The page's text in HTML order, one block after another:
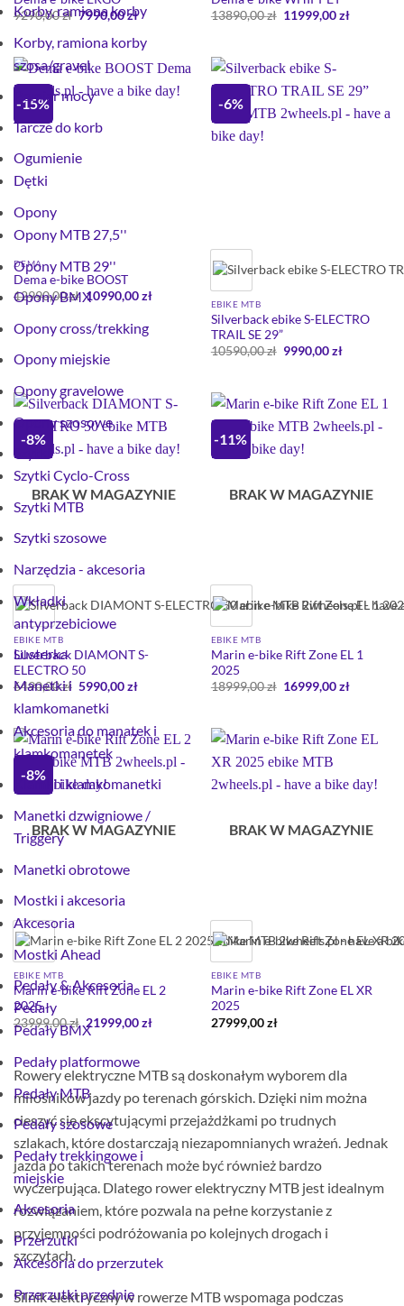
Korby, ramiona korby
Korby, ramiona korby
szosa/gravel
Pomiar mocy
Tarcze do korb
Ogumienie
Dętki
Opony
Opony MTB 27,5''
Opony MTB 29''
Opony BMX
Opony cross/trekking
Opony miejskie
Opony gravelowe
Opony szosowe
Szytki
Szytki Cyclo-Cross
Szytki MTB
Szytki szosowe
Narzędzia - akcesoria
Wkładki
antyprzebiciowe
Lusterka
Manetki i
klamkomanetki
Akcesoria do manatek i
klamkomanetek
Klamki i klamkomanetki
Manetki dzwigniowe /
Triggery
Manetki obrotowe
Mostki i akcesoria
Akcesoria
Mostki Ahead
Pedały & Akcesoria
Pedały
Pedały BMX
Pedały platformowe
Pedały MTB
Pedały szosowe
Pedały trekkingowe i
miejskie
Akcesoria
Przerzutki
Akcesoria do przerzutek
Przerzutki przednie
9290,00zł Pierwotna
wynosiła:
9290,00 zł.
7990,00złAktualna
wynosi:
7990,00 zł.
13890,00zł Pierwotna
11999,00złAktualna
-15%
DEMA
Dema e-bike BOOST
12990,00zł Pierwotna
cena
12990,00 zł.
10990,00złAktualna
10990,00 zł.
-6%
EBIKE MTB
Silverback ebike S-ELECTRO
TRAIL SE 29”
10590,00zł Pierwotna
9990,00złAktualna
-8%
BRAK W MAGAZYNIE
EBIKE MTB
Silverback DIAMONT S-
ELECTRO 50
6490,00zł Pierwotna
wynosiła:
5990,00złAktualna
-11%
BRAK W MAGAZYNIE
EBIKE MTB
Marin e-bike Rift Zone EL 1
2025
18999,00zł Pierwotna
16999,00złAktualna
-8%
BRAK W MAGAZYNIE
EBIKE MTB
Marin e-bike Rift Zone EL 2
2025
23999,00zł Pierwotna
cena
23999,00 zł.
21999,00złAktualna
BRAK W MAGAZYNIE
EBIKE MTB
Marin e-bike Rift Zone EL XR
2025
27999,00zł
Rowery elektryczne MTB są doskonałym wyborem dla
miłośników jazdy po terenach górskich. Dzięki nim można
cieszyć się ekscytującymi przejażdżkami po trudnych
szlakach, które dostarczają niezapomnianych wrażeń. Jednak
jazda po takich terenach może być również bardzo
wyczerpująca. Dlatego rower elektryczny MTB jest idealnym
rozwiązaniem, które pozwala na pełne korzystanie z
przyjemności podróżowania po kolejnych drogach i
szczytach.
Silnik elektryczny w rowerze MTB wspomaga podczas